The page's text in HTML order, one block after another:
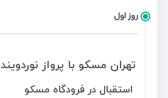
روز اول
تهران مسکو با پرواز نوردویند
استقبال در فرودگاه مسکو